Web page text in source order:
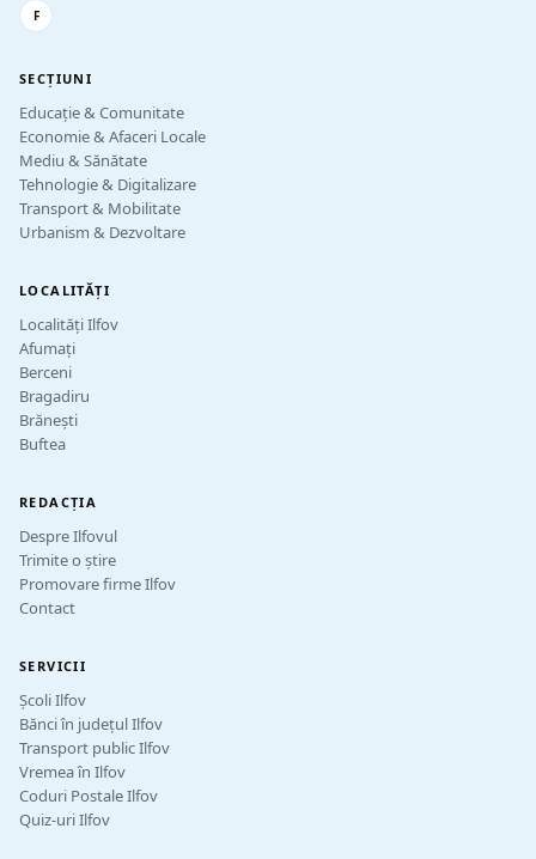
F
SECȚIUNI
Educație & Comunitate
Economie & Afaceri Locale
Mediu & Sănătate
Tehnologie & Digitalizare
Transport & Mobilitate
Urbanism & Dezvoltare
LOCALITĂȚI
Localități Ilfov
Afumați
Berceni
Bragadiru
Brănești
Buftea
REDACȚIA
Despre Ilfovul
Trimite o știre
Promovare firme Ilfov
Contact
SERVICII
Școli Ilfov
Bănci în județul Ilfov
Transport public Ilfov
Vremea în Ilfov
Coduri Postale Ilfov
Quiz-uri Ilfov